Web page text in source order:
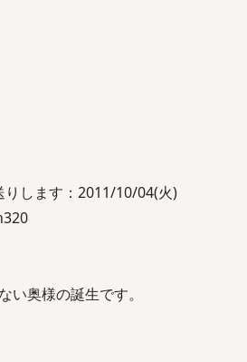
りします：2011/10/04(火)
い奥様の誕生です。